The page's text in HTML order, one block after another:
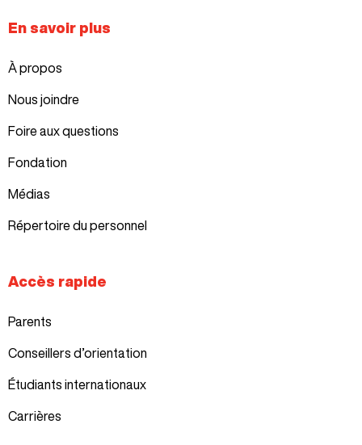
En savoir plus
À propos
Nous joindre
Foire aux questions
Fondation
Médias
Répertoire du personnel
Accès rapide
Parents
Conseillers d’orientation
Étudiants internationaux
Carrières